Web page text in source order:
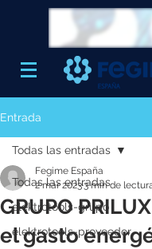
Entrada
Todas las entradas
elektrotools-grupo
elektrotools-proveedor
Todas las entradas
GRUPO
el gasto
Fegime España
2 mar 20233 min de